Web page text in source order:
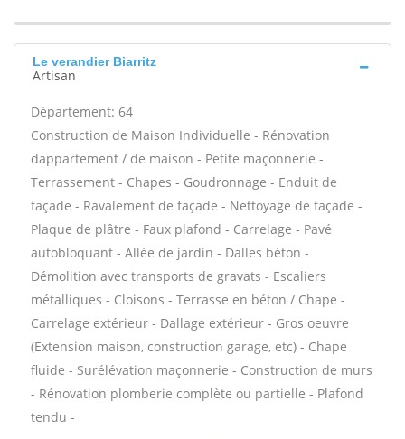
Le verandier Biarritz
Artisan
Département: 64
Construction de Maison Individuelle - Rénovation
dappartement / de maison - Petite maçonnerie -
Terrassement - Chapes - Goudronnage - Enduit de
façade - Ravalement de façade - Nettoyage de façade -
Plaque de plâtre - Faux plafond - Carrelage - Pavé
autobloquant - Allée de jardin - Dalles béton -
Démolition avec transports de gravats - Escaliers
métalliques - Cloisons - Terrasse en béton / Chape -
Carrelage extérieur - Dallage extérieur - Gros oeuvre
(Extension maison, construction garage, etc) - Chape
fluide - Surélévation maçonnerie - Construction de murs
- Rénovation plomberie complète ou partielle - Plafond
tendu -